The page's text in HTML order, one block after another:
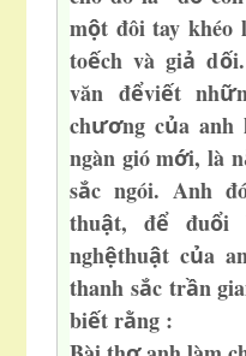
một đôi tay khéo
toếch và giả dố
văn đểviết nhữ
chương của anh
ngàn gió mới, là n
sắc ngói. Anh
thuật, để đuổi
nghệthuật của
thanh sắc trần
biết rằng :